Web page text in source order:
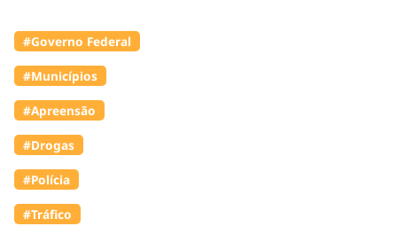
#Governo Federal
#Municípios
#Apreensão
#Drogas
#Polícia
#Tráfico